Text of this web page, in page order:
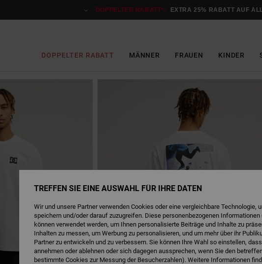
DOPPELTER RABATT*: EXTRA 25% RABATT AUF
DOPPELTER RABATT MÄNNER FRAUEN KINDER
TREFFEN SIE EINE AUSWAHL FÜR IHRE DATEN
Wir und unsere Partner verwenden Cookies oder eine vergleichbare Technologie,
speichern und/oder darauf zuzugreifen. Diese personenbezogenen
können verwendet werden, um Ihnen personalisierte Beiträge und Inhalte zu
Inhalten zu messen, um Werbung zu personalisieren, und um mehr über ihr
Partner zu entwickeln und zu verbessern. Sie können Ihre Wahl so einstellen,
annehmen oder ablehnen oder sich dagegen aussprechen, wenn Sie den
bestimmte Cookies zur Messung der Besucherzahlen). Weitere Informationen